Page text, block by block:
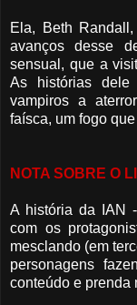
Ela, Beth
avanços desse
sensual, que a
As histórias
vampiros a
faísca, um fogo
NOTA SOBRE O
A história da IAN
com os
mesclando (em
personagens
conteúdo e prenda